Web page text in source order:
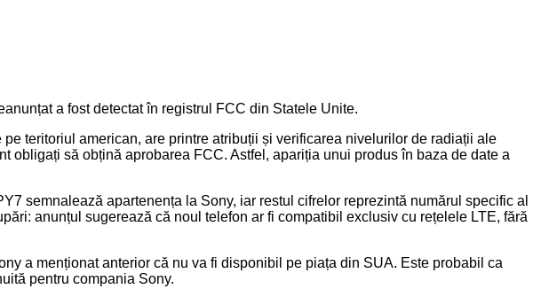
a fost detectat în registrul FCC din Statele Unite.
teritoriul american, are printre atribuții și verificarea nivelurilor de radiații ale
să obțină aprobarea FCC. Astfel, apariția unui produs în baza de date a
semnalează apartenența la Sony, iar restul cifrelor reprezintă numărul specific al
anunțul sugerează că noul telefon ar fi compatibil exclusiv cu rețelele LTE, fără
a menționat anterior că nu va fi disponibil pe piața din SUA. Este probabil ca
pentru compania Sony.